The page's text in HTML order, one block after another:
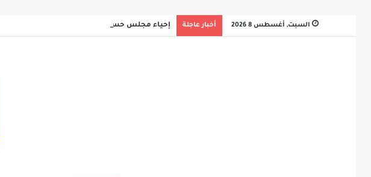
السبت, أغسطس 8 2026 أخبار عاجلة إحياء مجلس حسيني بمأتم الحاج أحمد منصور